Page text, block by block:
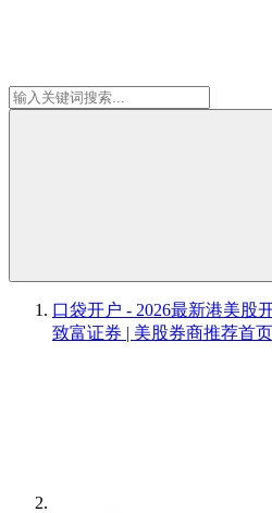
口袋开户 - 2026最新港美股
致富证券 | 美股券商推荐首页